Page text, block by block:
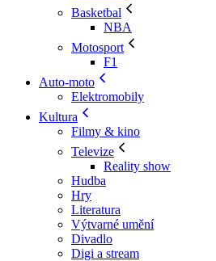
Basketbal
NBA
Motosport
F1
Auto-moto
Elektromobily
Kultura
Filmy & kino
Televize
Reality show
Hudba
Hry
Literatura
Výtvarné umění
Divadlo
Digi a stream